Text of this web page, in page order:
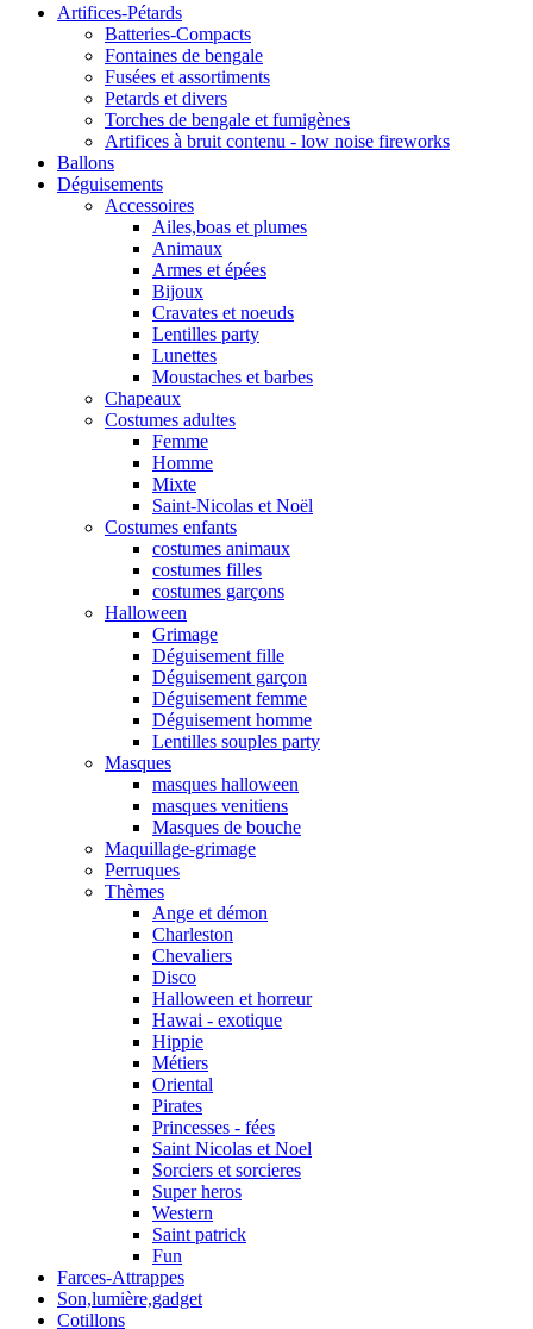
Artifices-Pétards
Batteries-Compacts
Fontaines de bengale
Fusées et assortiments
Petards et divers
Torches de bengale et fumigènes
Artifices à bruit contenu - low noise fireworks
Ballons
Déguisements
Accessoires
Ailes,boas et plumes
Animaux
Armes et épées
Bijoux
Cravates et noeuds
Lentilles party
Lunettes
Moustaches et barbes
Chapeaux
Costumes adultes
Femme
Homme
Mixte
Saint-Nicolas et Noël
Costumes enfants
costumes animaux
costumes filles
costumes garçons
Halloween
Grimage
Déguisement fille
Déguisement garçon
Déguisement femme
Déguisement homme
Lentilles souples party
Masques
masques halloween
masques venitiens
Masques de bouche
Maquillage-grimage
Perruques
Thèmes
Ange et démon
Charleston
Chevaliers
Disco
Halloween et horreur
Hawai - exotique
Hippie
Métiers
Oriental
Pirates
Princesses - fées
Saint Nicolas et Noel
Sorciers et sorcieres
Super heros
Western
Saint patrick
Fun
Farces-Attrappes
Son,lumière,gadget
Cotillons